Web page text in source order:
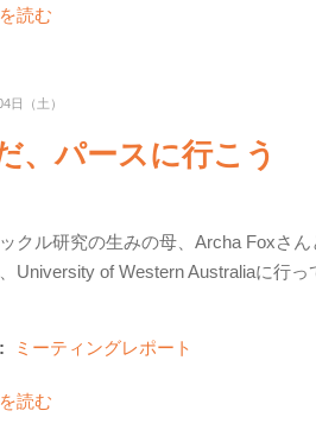
読む
日（土）
、パースに行こう
クル研究の生みの母、Archa Foxさ
University of Western Australiaに行っ
ミーティングレポート
読む